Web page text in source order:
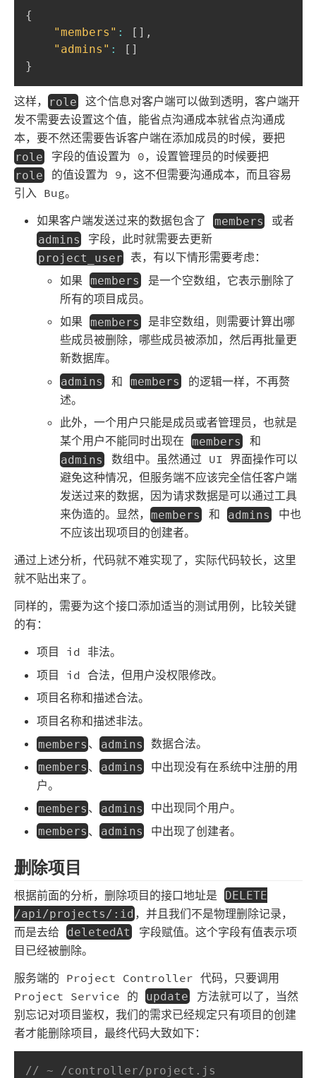
{
"members" : [ ] ,
"admins" : [ ]
}
这样， role这个信息对客户端可以做到透明，客户端开
发不需要去设置这个值，能省点沟通成本就省点沟通成
本，要不然还需要告诉客户端在添加成员的时候，要把
role字段的值设置为 0，设置管理员的时候要把
role的值设置为 9，这不但需要沟通成本，而且容易
引入 Bug。
如果客户端发送过来的数据包含了
members 或者
admins 字段，此时就需要去更新
project_user
表，有以下情形需要考虑：
如果
members是一个空数组，它表示删除了
所有的项目成员。
如果
members是非空数组，则需要计算出哪
些成员被删除，哪些成员被添加，然后再批量更
新数据库。
admins和 members 的逻辑一样，不再赘
述。
此外，一个用户只能是成员或者管理员，也就是
某个用户不能同时出现在
members和
admins数组中。虽然通过 UI 界面操作可以
避免这种情况，但服务端不应该完全信任客户端
发送过来的数据，因为请求数据是可以通过工具
来伪造的。显然，
members和 admins 中也
不应该出现项目的创建者。
通过上述分析，代码就不难实现了，实际代码较长，这里
就不贴出来了。
同样的，需要为这个接口添加适当的测试用例，比较关键
的有：
项目 id 非法。
项目 id 合法，但用户没权限修改。
项目名称和描述合法。
项目名称和描述非法。
members 、admins 数据合法。
members 、admins
中出现没有在系统中注册的用
户。
members 、admins 中出现同个用户。
members 、admins 中出现了创建者。
删除项目
根据前面的分析，删除项目的接口地址是
DELETE
/api/projects/:id ，并且我们不是物理删除记录，
而是去给
deletedAt字段赋值。这个字段有值表示项
目已经被删除。
服务端的 Project Controller 代码，只要调用
Project Service 的
update方法就可以了，当然
别忘记对项目鉴权，我们的需求已经规定只有项目的创建
者才能删除项目，最终代码大致如下：
// ~ /controller/project.js